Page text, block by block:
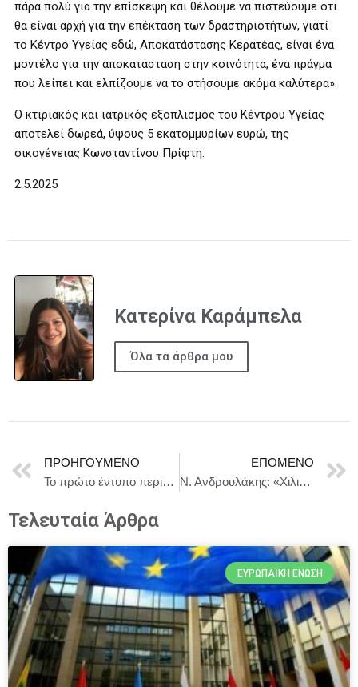
πάρα πολύ για την επίσκεψη και θέλουμε να πιστεύουμε ότι
θα είναι αρχή για την επέκταση των δραστηριοτήτων, γιατί
το Κέντρο Υγείας εδώ, Αποκατάστασης Κερατέας, είναι ένα
μοντέλο για την αποκατάσταση στην κοινότητα, ένα πράγμα
που λείπει και ελπίζουμε να το στήσουμε ακόμα καλύτερα».
Ο κτιριακός και ιατρικός εξοπλισμός του Κέντρου Υγείας
αποτελεί δωρεά, ύψους 5 εκατομμυρίων ευρώ, της
οικογένειας Κωνσταντίνου Πρίφτη.
2.5.2025
Κατερίνα Καράμπελα
Όλα τα άρθρα μου
ΠΡΟΗΓΟΎΜΕΝΟ
Το πρώτο έντυπο περιοδικό στην ιστορία της αποκτά η Βουλή των Ελλήνων
ΕΠΌΜΕΝΟ
Ν. Ανδρουλάκης: «Χιλιάδες μικροϊδιοκτήτες ενώ είχαν οικόπεδα, βρέθηκαν με αγροτεμάχια»
Τελευταία Άρθρα
ΕΥΡΩΠΑΪΚΉ ΈΝΩΣΗ